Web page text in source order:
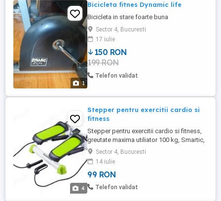
1
Bicicleta fitnes Dynamic life
Bicicleta in stare foarte buna
Sector 4, Bucuresti
17 iulie
150 RON
199 RON
Telefon validat
4
Stepper pentru exercitii cardio si
fitness
Stepper pentru exercitii cardio si fitness,
greutate maxima utiliator 100 kg, Smartic,
alb verde Stepperul face parte din
categoria aparatelor de fitness care nu ar
trebui sa lipseasca din sala de sport, dar
nici de acasa. Acest tip de aparat iti ofera
posibilitatea sa te antrenezi in fiecare zi si
Sector 4, Bucuresti
14 iulie
99 RON
Telefon validat